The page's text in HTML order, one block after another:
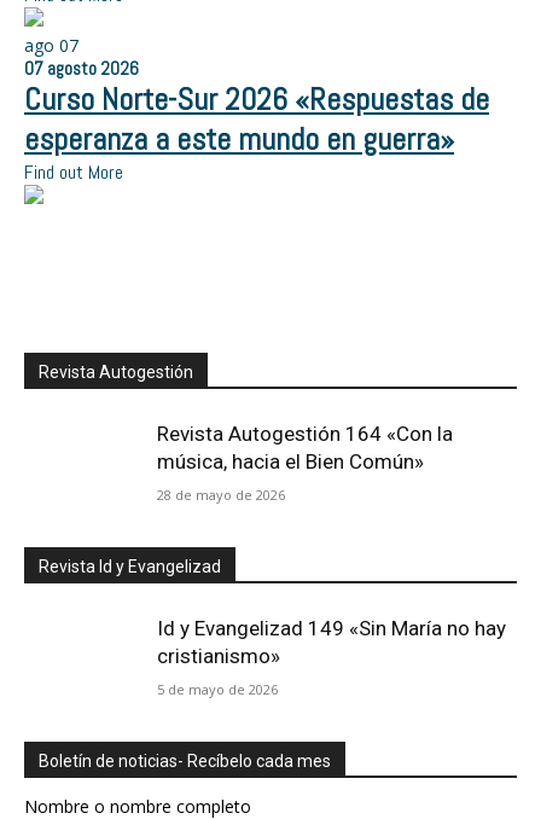
ago 07
07 agosto 2026
Curso Norte-Sur 2026 «Respuestas de
esperanza a este mundo en guerra»
Find out More
Revista Autogestión
Revista Autogestión 164 «Con la
música, hacia el Bien Común»
28 de mayo de 2026
Revista Id y Evangelizad
Id y Evangelizad 149 «Sin María no hay
cristianismo»
5 de mayo de 2026
Boletín de noticias- Recíbelo cada mes
Nombre o nombre completo